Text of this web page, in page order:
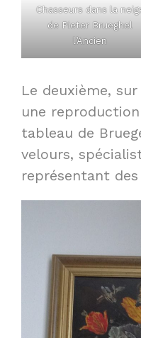
Chasseurs dans la
de Pieter Brueghel
l’Ancien
Le deuxième,
une
tableau de
velours,
représentant